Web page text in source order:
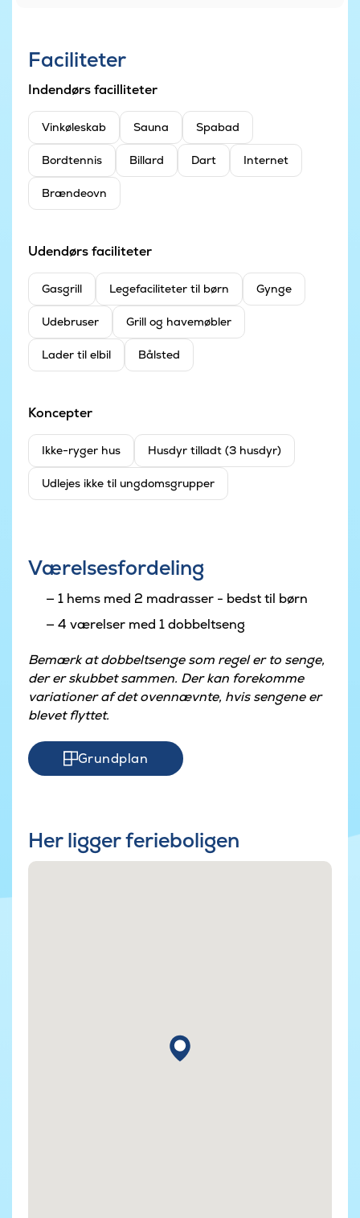
Faciliteter
Indendørs facilliteter
Vinkøleskab Sauna Spabad
Bordtennis Billard Dart Internet
Brændeovn
Udendørs faciliteter
Gasgrill Legefaciliteter til børn Gynge
Udebruser Grill og havemøbler
Lader til elbil Bålsted
Koncepter
Ikke-ryger hus Husdyr tilladt (3 husdyr)
Udlejes ikke til ungdomsgrupper
Værelsesfordeling
1 hems med 2 madrasser - bedst til børn
4 værelser med 1 dobbeltseng
Bemærk at dobbeltsenge som regel er to senge,
der er skubbet sammen. Der kan forekomme
variationer af det ovennævnte, hvis sengene er
blevet flyttet.
Grundplan
Her ligger ferieboligen